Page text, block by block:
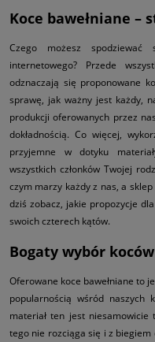
Koce bawełniane –
Czego możesz
internetowego? Przede
odznaczają się proponowane
sprawę, jak ważny jest każdy,
produkcji oferowanych przez
dokładnością. Co więcej,
przyjemne w dotyku
wszystkich członków Twojej
czym marzy każdy z nas, a
dziś zobacz, jakie propozycje
swoich czterech kątów.
Bogaty wybór
Oferowane koce bawełniane to
popularnością wśród
materiał ten jest
tego nie rozciąga się i z